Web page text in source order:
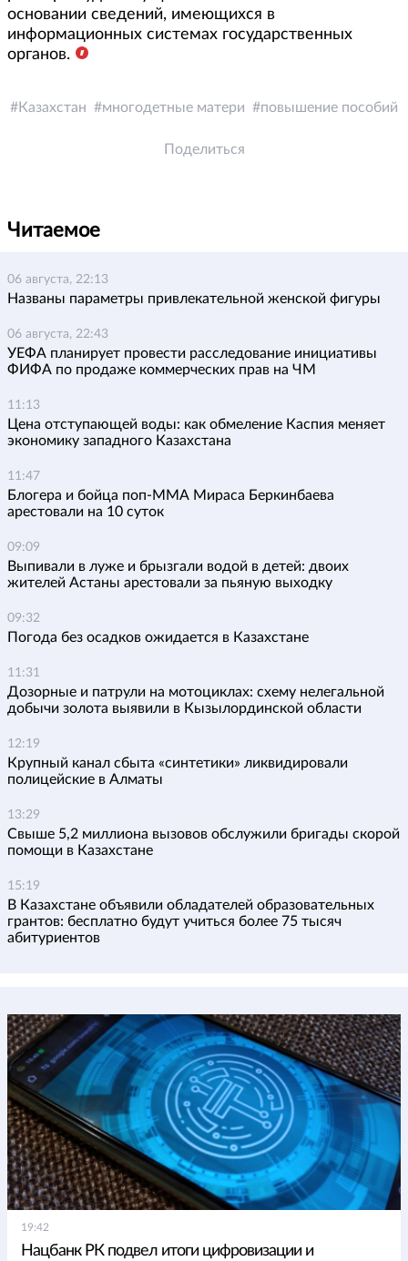
основании сведений, имеющихся в
информационных системах государственных
органов.
Казахстан многодетные матери повышение пособий
Поделиться
Читаемое
06 августа, 22:13
Названы параметры привлекательной женской фигуры
06 августа, 22:43
УЕФА планирует провести расследование инициативы
ФИФА по продаже коммерческих прав на ЧМ
11:13
Цена отступающей воды: как обмеление Каспия меняет
экономику западного Казахстана
11:47
Блогера и бойца поп-ММА Мираса Беркинбаева
арестовали на 10 суток
09:09
Выпивали в луже и брызгали водой в детей: двоих
жителей Астаны арестовали за пьяную выходку
09:32
Погода без осадков ожидается в Казахстане
11:31
Дозорные и патрули на мотоциклах: схему нелегальной
добычи золота выявили в Кызылординской области
12:19
Крупный канал сбыта «синтетики» ликвидировали
полицейские в Алматы
13:29
Свыше 5,2 миллиона вызовов обслужили бригады скорой
помощи в Казахстане
15:19
В Казахстане объявили обладателей образовательных
грантов: бесплатно будут учиться более 75 тысяч
абитуриентов
19:42
Нацбанк РК подвел итоги цифровизации и